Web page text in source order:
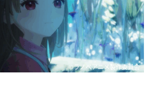
©ラノベアニメ製作委員会